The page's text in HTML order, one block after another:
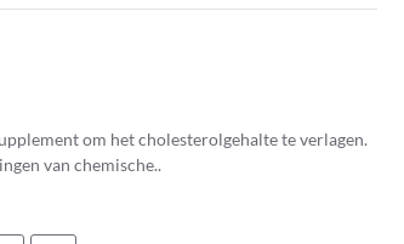
om het cholesterolgehalte te verlagen.
van chemische..